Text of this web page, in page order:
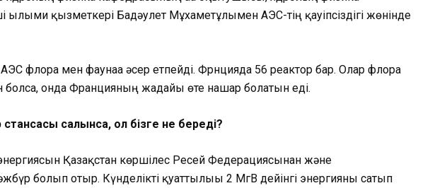
қызметкері Бағдәулет Мұхаметұлымен АЭС-тің қауіпсіздігі жөнінде
флора мен фаунаға әсер етпейді. Фрнцияда 56 реактор бар. Олар флора
болса, онда Францияның жағдайы өте нашар болатын еді.
стансасы салынса, ол бізге не береді?
энергиясын Қазақстан көршілес Ресей Федерациясынан және
болып отыр. Күнделікті қуаттылығы 2 МгВ дейінгі энергияны сатып